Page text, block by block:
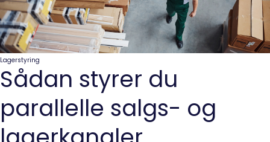
Lagerstyring
Sådan styrer du
parallelle salgs- og